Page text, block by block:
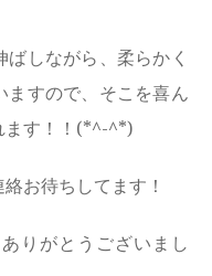
しながら、柔らかく
ますので、そこを喜ん
ます！！(*^-^*)
お待ちしてます！
りがとうございまし